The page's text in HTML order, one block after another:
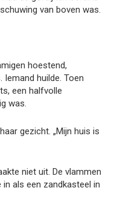
van boven was.
hoestend,
Iemand huilde. Toen
een halfvolle
was.
gezicht. „Mijn huis is
niet uit. De vlammen
als een zandkasteel in